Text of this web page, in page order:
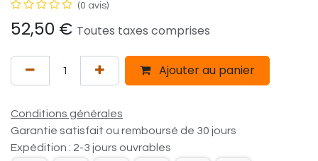
(0 avis)
52,50 € Toutes taxes comprises
Ajouter au panier
Conditions générales
Garantie satisfait ou remboursé de 30 jours
Expédition : 2-3 jours ouvrables